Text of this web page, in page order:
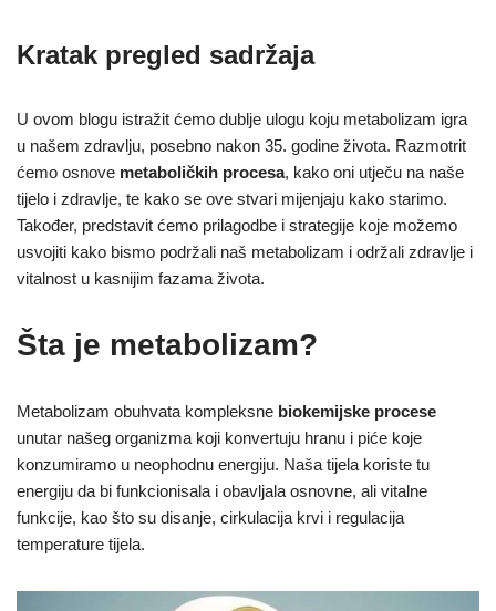
Kratak pregled sadržaja
U ovom blogu istražit ćemo dublje ulogu koju metabolizam igra
u našem zdravlju, posebno nakon 35. godine života. Razmotrit
ćemo osnove metaboličkih procesa, kako oni utječu na naše
tijelo i zdravlje, te kako se ove stvari mijenjaju kako starimo.
Također, predstavit ćemo prilagodbe i strategije koje možemo
usvojiti kako bismo podržali naš metabolizam i održali zdravlje i
vitalnost u kasnijim fazama života.
Šta je metabolizam?
Metabolizam obuhvata kompleksne biokemijske procese
unutar našeg organizma koji konvertuju hranu i piće koje
konzumiramo u neophodnu energiju. Naša tijela koriste tu
energiju da bi funkcionisala i obavljala osnovne, ali vitalne
funkcije, kao što su disanje, cirkulacija krvi i regulacija
temperature tijela.